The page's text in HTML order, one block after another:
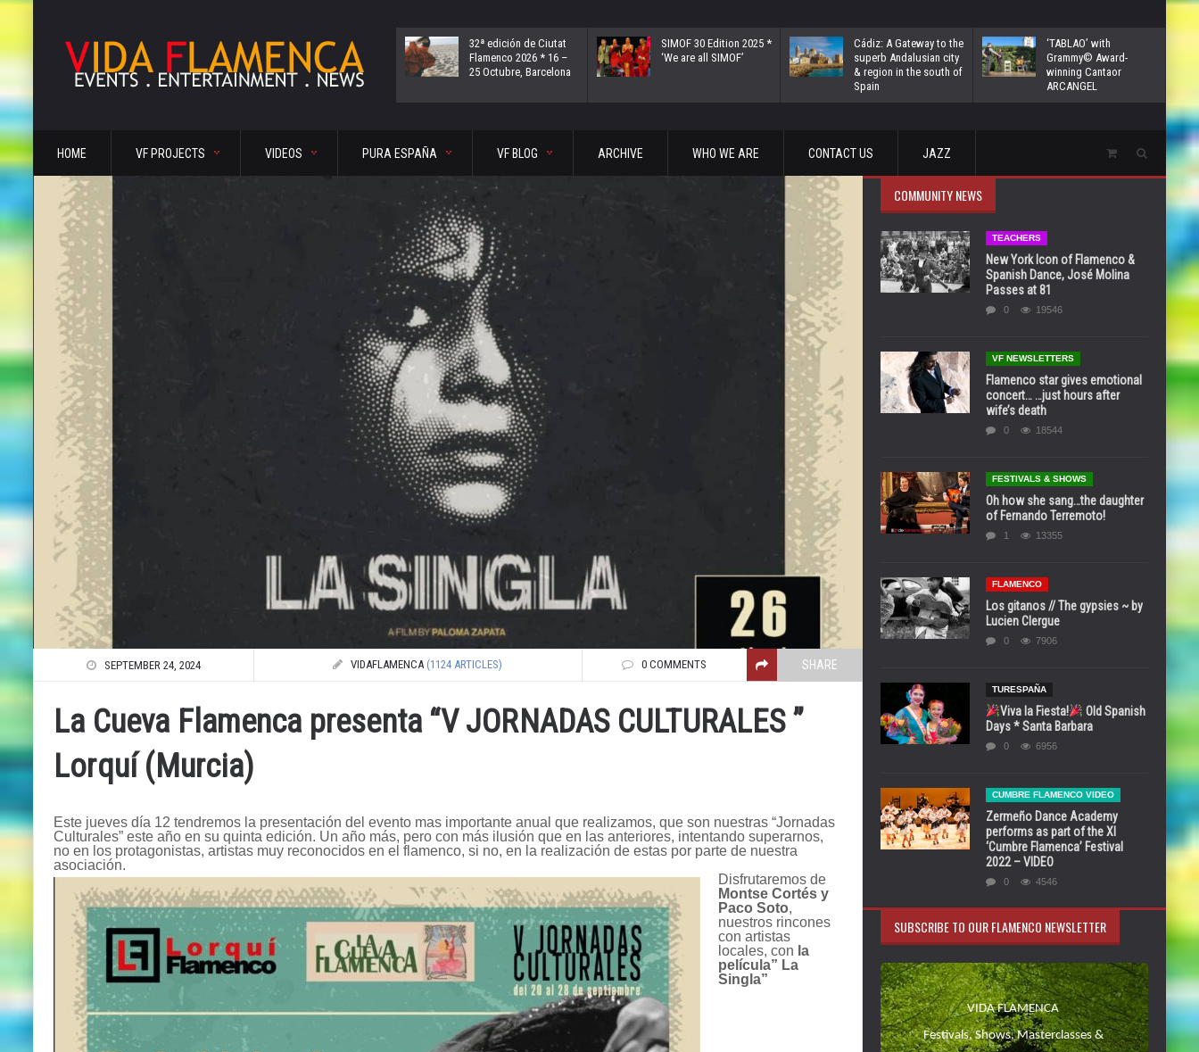
32ª edición de Ciutat
Flamenco 2026 * 16 –
25 Octubre, Barcelona
SIMOF 30 Edition 2025 *
‘We are all SIMOF’
Cádiz: A Gateway to the
superb Andalusian city
& region in the south of
Spain
‘TABLAO’ with
Grammy© Award-
winning Cantaor
ARCANGEL
HOME VF PROJECTS VIDEOS PURA ESPAÑA VF BLOG ARCHIVE WHO WE ARE CONTACT US JAZZ
SEPTEMBER 24, 2024 VIDAFLAMENCA (1124 ARTICLES) 0 COMMENTS SHARE
La Cueva Flamenca presenta “V JORNADAS CULTURALES ”
Lorquí (Murcia)
Este jueves día 12 tendremos la presentación del evento mas importante anual que realizamos, que son nuestras “Jornadas
Culturales” este año en su quinta edición. Un año más, pero con más ilusión que en las anteriores, intentando superarnos,
no en los protagonistas, artistas muy reconocidos en el flamenco, si no, en la realización de estas por parte de nuestra
asociación.
Disfrutaremos de
Montse Cortés y
Paco Soto,
nuestros rincones
con artistas
locales, con la
película” La
Singla”
COMMUNITY NEWS
TEACHERS
New York Icon of Flamenco &
Spanish Dance, José Molina
Passes at 81
0 19546
VF NEWSLETTERS
Flamenco star gives emotional
concert… …just hours after
wife’s death
0 18544
FESTIVALS & SHOWS
Oh how she sang…the daughter
of Fernando Terremoto!
1 13355
FLAMENCO
Los gitanos // The gypsies ~ by
Lucien Clergue
0 7906
TURESPAÑA
Viva la Fiesta!
Old Spanish
Days * Santa Barbara
0 6956
CUMBRE FLAMENCO VIDEO
Zermeño Dance Academy
performs as part of the XI
‘Cumbre Flamenca’ Festival
2022 – VIDEO
0 4546
SUBSCRIBE TO OUR FLAMENCO NEWSLETTER